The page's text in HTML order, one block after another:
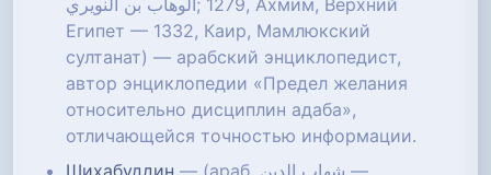
الوهاب بن النويري‎; 1279, Ахмим, Верхний
Египет — 1332, Каир, Мамлюкский
султанат) — арабский энциклопедист,
автор энциклопедии «Предел желания
относительно дисциплин адаба»,
отличающейся точностью информации.
Шихабуддин — (араб. شھاب الدین‎ —